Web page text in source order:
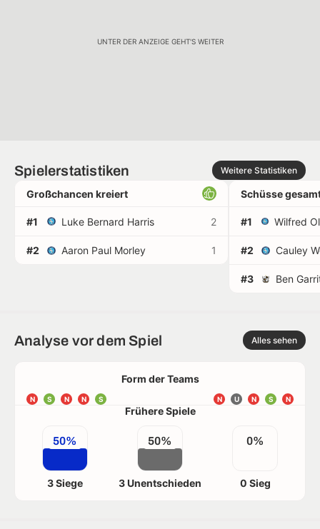
UNTER DER ANZEIGE GEHT'S WEITER
Spielerstatistiken Weitere Statistiken
Großchancen kreiert
#1 Luke Bernard Harris 2
#2 Aaron Paul Morley 1
Schüsse
#1
#2 Cauley
#3 Ben
Analyse vor dem Spiel Alles sehen
Form der Teams
N S N N S N
S
N
U
N
Frühere Spiele
50%
3 Siege
50%
3 Unentschieden
0%
0 Sieg